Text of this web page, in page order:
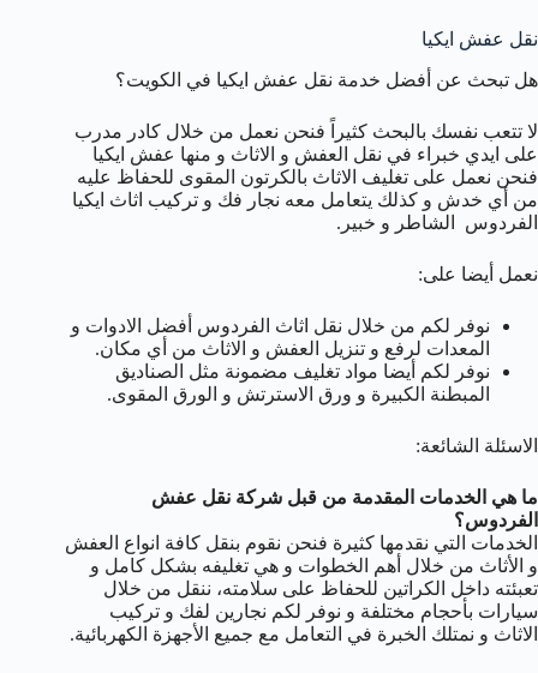
نقل عفش ايكيا
هل تبحث عن أفضل خدمة نقل عفش ايكيا في الكويت؟
لا تتعب نفسك بالبحث كثيراً فنحن نعمل من خلال كادر مدرب
على ايدي خبراء في نقل العفش و الاثاث و منها عفش ايكيا
فنحن نعمل على تغليف الاثاث بالكرتون المقوى للحفاظ عليه
من أي خدش و كذلك يتعامل معه نجار فك و تركيب اثاث ايكيا
الفردوس الشاطر و خبير.
نعمل أيضا على:
نوفر لكم من خلال نقل اثاث الفردوس أفضل الادوات و
المعدات لرفع و تنزيل العفش و الاثاث من أي مكان.
نوفر لكم أيضا مواد تغليف مضمونة مثل الصناديق
المبطنة الكبيرة و ورق الاسترتش و الورق المقوى.
الاسئلة الشائعة:
ما هي الخدمات المقدمة من قبل شركة نقل عفش
الفردوس؟
الخدمات التي نقدمها كثيرة فنحن نقوم بنقل كافة انواع العفش
و الأثاث من خلال أهم الخطوات و هي تغليفه بشكل كامل و
تعبئته داخل الكراتين للحفاظ على سلامته، ننقل من خلال
سيارات بأحجام مختلفة و نوفر لكم نجارين لفك و تركيب
الاثاث و نمتلك الخبرة في التعامل مع جميع الأجهزة الكهربائية.